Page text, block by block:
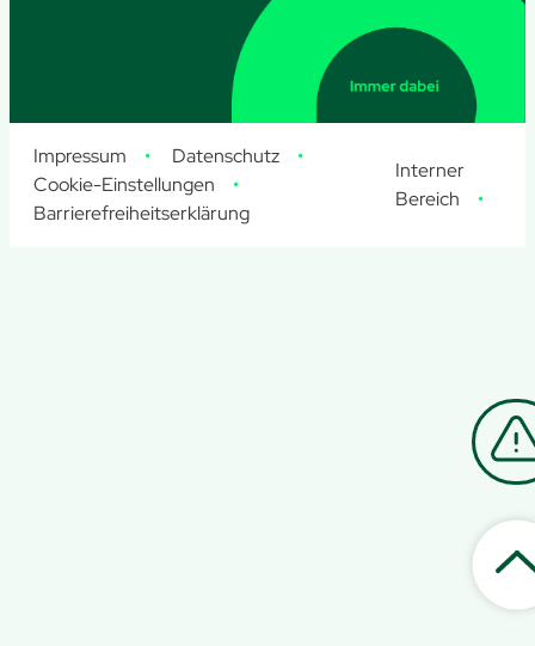
Impressum
Datenschutz
Cookie-Einstellungen
Barrierefreiheitserklärung
Interner
Bereich